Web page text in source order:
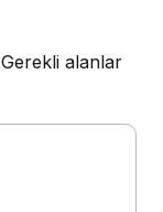
Gerekli alanlar